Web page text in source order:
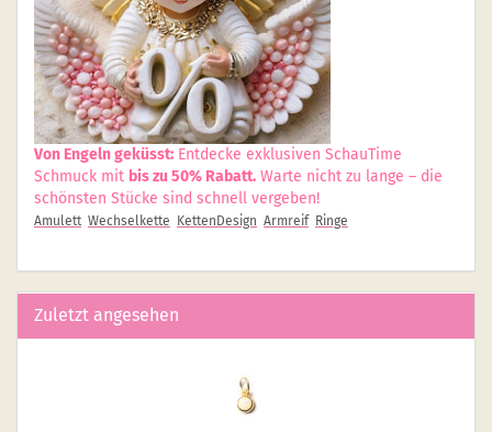
Von Engeln geküsst: Entdecke exklusiven SchauTime
Schmuck mit bis zu 50% Rabatt. Warte nicht zu lange – die
schönsten Stücke sind schnell vergeben!
Amulett Wechselkette KettenDesign Armreif Ringe
Zuletzt angesehen